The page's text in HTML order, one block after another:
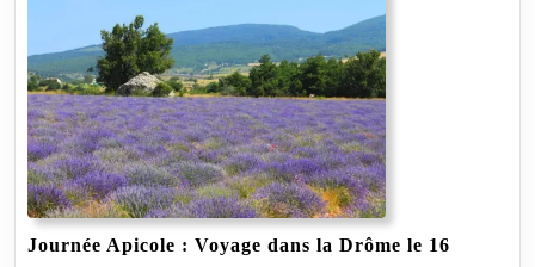
Journée Apicole : Voyage dans la Drôme le 16